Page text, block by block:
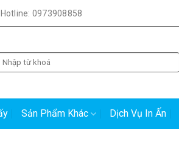
Hotline: 0973908858
Sản Phẩm Khác Dịch Vụ In Ấn